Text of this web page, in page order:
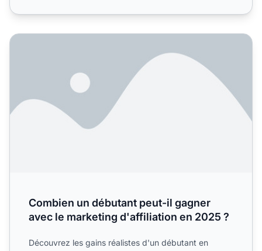
Combien un débutant peut-il gagner avec le marketing
Combien un débutant peut-il gagner
avec le marketing d'affiliation en 2025 ?
Découvrez les gains réalistes d'un débutant en